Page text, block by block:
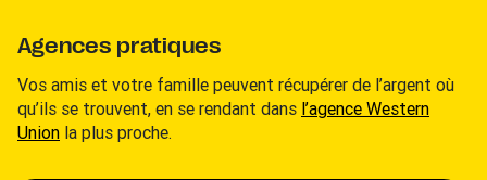
Agences pratiques
Vos amis et votre famille peuvent récupérer de l’argent où
qu’ils se trouvent, en se rendant dans l’agence Western
Union la plus proche.